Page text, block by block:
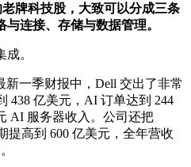
牌科技股，大致可以分成三条
连接、存储与数据管理。
。
一季财报中，Dell 交出了非常
438 亿美元，AI 订单达到 244
AI 服务器收入。公司还把
提高到 600 亿美元，全年营收